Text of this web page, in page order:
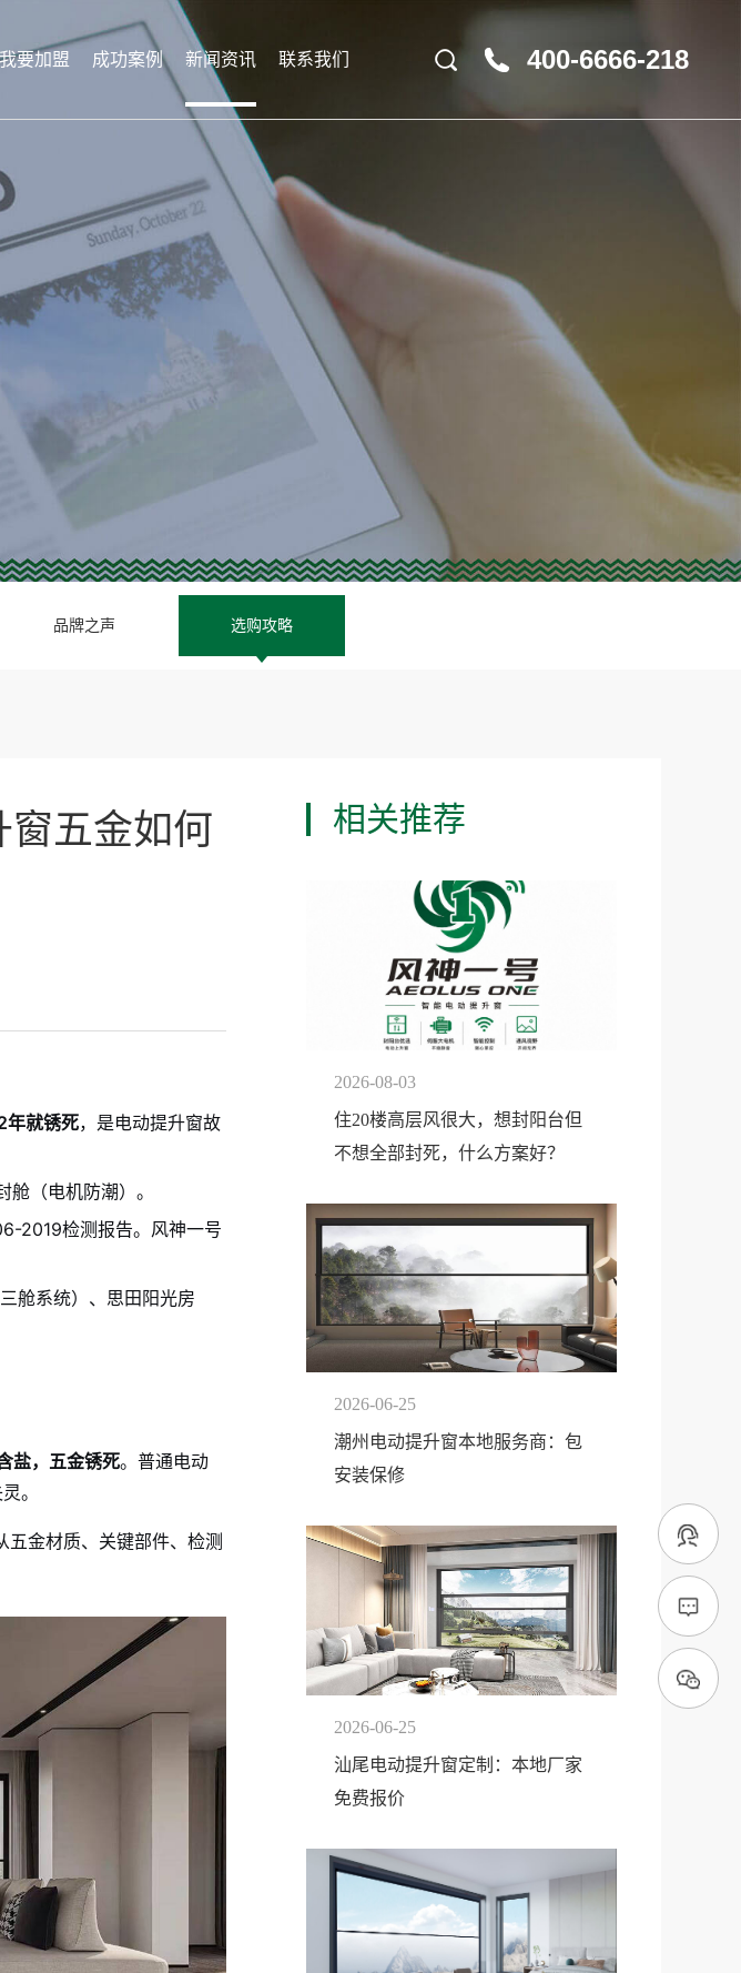
我要加盟 成功案例 新闻资讯 联系我们 400-6666-218
品牌之声 选购攻略
窗五金如何
年就锈死，是电动提升窗故
（电机防潮）。
2019检测报告。风神一号
舱系统）、思田阳光房
盐，五金锈死。普通电动
。
五金材质、关键部件、检测
相关推荐
2026-08-03
住20楼高层风很大，想封阳台但
不想全部封死，什么方案好？
2026-06-25
潮州电动提升窗本地服务商：包
安装保修
2026-06-25
汕尾电动提升窗定制：本地厂家
免费报价